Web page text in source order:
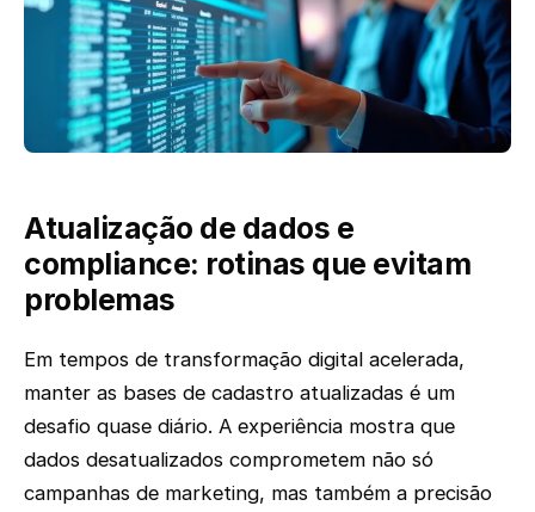
Atualização de dados e
compliance: rotinas que evitam
problemas
Em tempos de transformação digital acelerada,
manter as bases de cadastro atualizadas é um
desafio quase diário. A experiência mostra que
dados desatualizados comprometem não só
campanhas de marketing, mas também a precisão